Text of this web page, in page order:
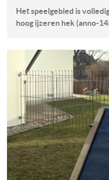
Het speelgebied is
hoog ijzeren hek (anno-